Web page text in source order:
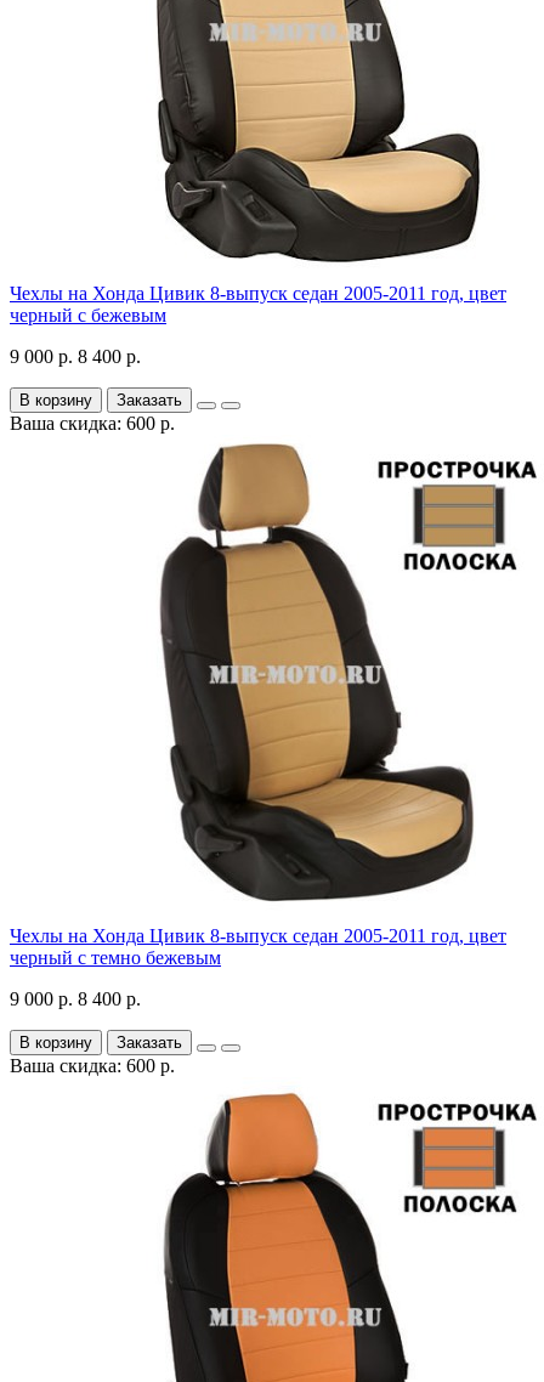
Чехлы на Хонда Цивик 8-выпуск седан 2005-2011 год, цвет
черный с бежевым
9 000 р. 8 400 р.
В корзину Заказать
Ваша скидка: 600 р.
Чехлы на Хонда Цивик 8-выпуск седан 2005-2011 год, цвет
черный с темно бежевым
9 000 р. 8 400 р.
В корзину Заказать
Ваша скидка: 600 р.